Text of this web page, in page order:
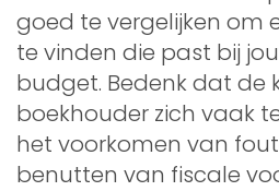
goed te vergelijken om
te vinden die past bij
budget. Bedenk dat de
boekhouder zich vaak
het voorkomen van
benutten van fiscale